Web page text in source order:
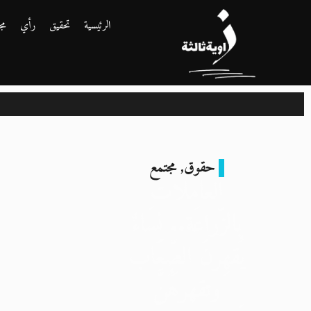
الرئيسية تحقيق رأي
حقوق,مجتمع
العاملات